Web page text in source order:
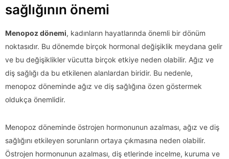
sağlığının önemi
Menopoz dönemi, kadınların hayatlarında önemli bir dönüm
noktasıdır. Bu dönemde birçok hormonal değişiklik meydana gelir
ve bu değişiklikler vücutta birçok etkiye neden olabilir. Ağız ve
diş sağlığı da bu etkilenen alanlardan biridir. Bu nedenle,
menopoz döneminde ağız ve diş sağlığına özen göstermek
oldukça önemlidir.
Menopoz döneminde östrojen hormonunun azalması, ağız ve diş
sağlığını etkileyen sorunların ortaya çıkmasına neden olabilir.
Östrojen hormonunun azalması, diş etlerinde incelme, kuruma ve